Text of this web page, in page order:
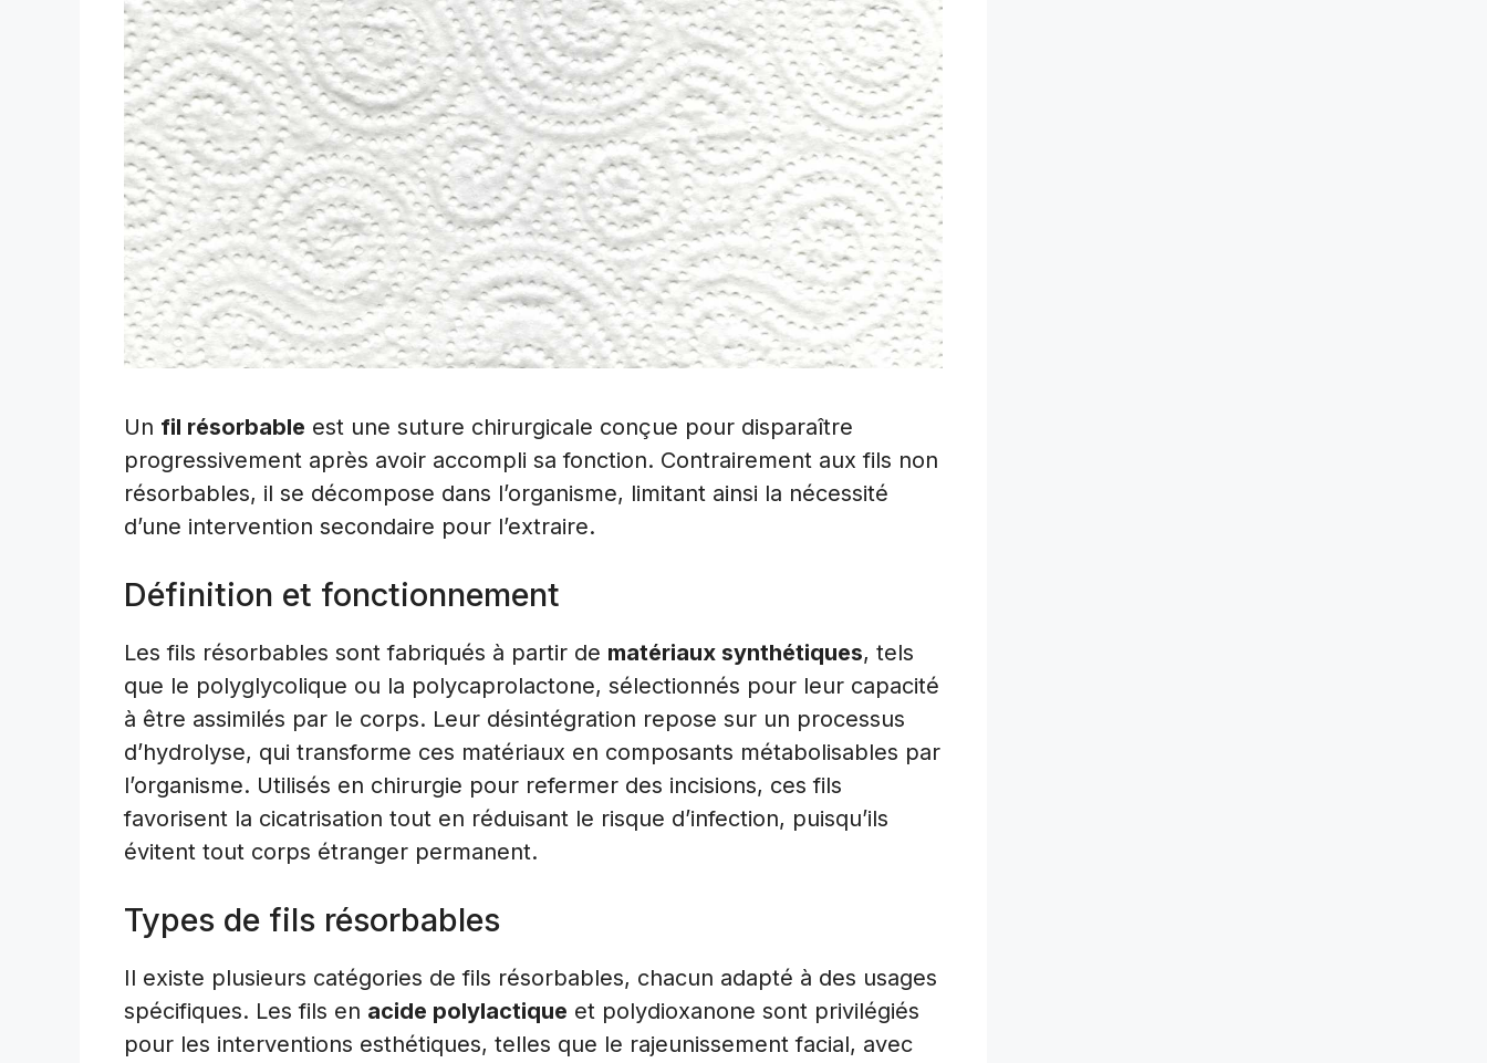
Un fil résorbable est une suture chirurgicale conçue pour disparaître
progressivement après avoir accompli sa fonction. Contrairement aux fils non
résorbables, il se décompose dans l’organisme, limitant ainsi la nécessité
d’une intervention secondaire pour l’extraire.
Définition et fonctionnement
Les fils résorbables sont fabriqués à partir de matériaux synthétiques, tels
que le polyglycolique ou la polycaprolactone, sélectionnés pour leur capacité
à être assimilés par le corps. Leur désintégration repose sur un processus
d’hydrolyse, qui transforme ces matériaux en composants métabolisables par
l’organisme. Utilisés en chirurgie pour refermer des incisions, ces fils
favorisent la cicatrisation tout en réduisant le risque d’infection, puisqu’ils
évitent tout corps étranger permanent.
Types de fils résorbables
Il existe plusieurs catégories de fils résorbables, chacun adapté à des usages
spécifiques. Les fils en acide polylactique et polydioxanone sont privilégiés
pour les interventions esthétiques, telles que le rajeunissement facial, avec